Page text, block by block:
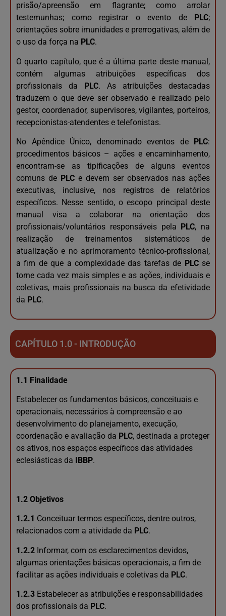
prisão/apreensão em flagrante; como arrolar
testemunhas; como registrar o evento de
PLC;
orientações sobre imunidades e prerrogativas, além de
o uso da força na PLC.
O quarto capítulo, que é a última parte deste manual,
contém algumas atribuições específicas dos
profissionais da PLC. As atribuições destacadas
traduzem o que deve ser observado e realizado pelo
gestor, coordenador, supervisores, vigilantes, porteiros,
recepcionistas-atendentes e telefonistas.
No Apêndice Único, denominado eventos de PLC:
procedimentos básicos – ações e encaminhamento,
encontram-se as tipificações de alguns eventos
comuns de PLC e devem ser observados nas ações
executivas, inclusive, nos registros de relatórios
específicos. Nesse sentido, o escopo principal deste
manual visa a colaborar na orientação dos
profissionais/voluntários responsáveis pela
PLC, na
realização de treinamentos sistemáticos de
atualização e no aprimoramento técnico-profissional,
a fim de que a complexidade das tarefas de PLCse
torne cada vez mais simples e as ações, individuais e
coletivas, mais profissionais na busca da efetividade
da PLC.
CAPÍTULO 1.0 - INTRODUÇÃO
1.1 Finalidade
Estabelecer os fundamentos básicos, conceituais e
operacionais, necessários à compreensão e ao
desenvolvimento do planejamento, execução,
coordenação e avaliação da PLC, destinada a proteger
os ativos, nos espaços específicos das atividades
eclesiásticas da IBBP.
1.2 Objetivos
1.2.1 Conceituar termos específicos, dentre outros,
relacionados com a atividade da PLC.
1.2.2 Informar, com os esclarecimentos devidos,
algumas orientações básicas operacionais, a fim de
facilitar as ações individuais e coletivas da PLC.
1.2.3 Estabelecer as atribuições e responsabilidades
dos profissionais da PLC.